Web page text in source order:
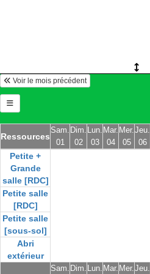
Voir le mois précédent
Ressources
Sam.
01
Dim.
02
Lun.
03
Mar.
04
Mer.
05
Jeu.
06
Petite +
Grande
salle [RDC]
Petite salle
[RDC]
Petite salle
[sous-sol]
Abri
extérieur
Sam. Dim. Lun. Mar. Mer.Jeu.